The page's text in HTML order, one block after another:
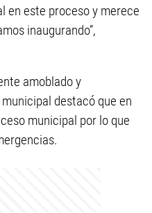
en este proceso y merece
inaugurando”,
amoblado y
destacó que en
municipal por lo que